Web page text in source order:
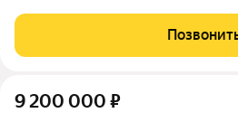
Н. Амосова д. 2 ЖК «Архитектор» -
событие Брянска. Этот
9 200 000 ₽